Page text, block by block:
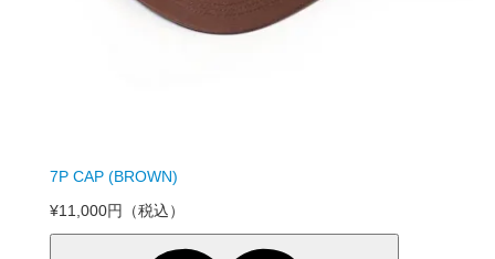
7P CAP (BROWN)
¥11,000円
（税込）